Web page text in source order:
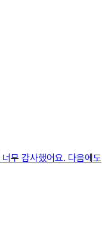
무 감사했어요. 다음에도